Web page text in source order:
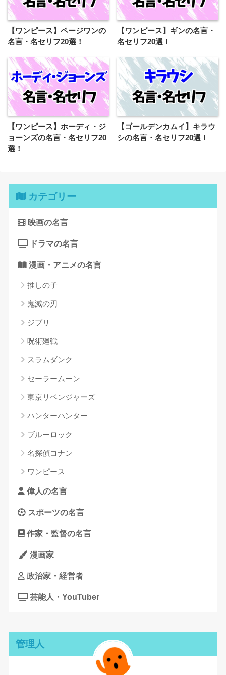
【ワンピース】ページワンの
名言・名セリフ20選！
【ワンピース】ギンの名言・
名セリフ20選！
【ワンピース】ホーディ・ジ
ョーンズの名言・名セリフ20
選！
【ゴールデンカムイ】キラウ
シの名言・名セリフ20選！
カテゴリー
映画の名言
ドラマの名言
漫画・アニメの名言
推しの子
鬼滅の刃
ジブリ
呪術廻戦
スラムダンク
セーラームーン
東京リベンジャーズ
ハンターハンター
ブルーロック
名探偵コナン
ワンピース
偉人の名言
スポーツの名言
作家・監督の名言
漫画家
政治家・経営者
芸能人・YouTuber
管理人